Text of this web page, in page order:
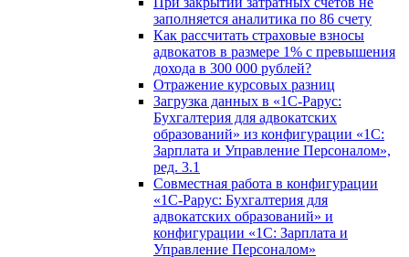
заполняется аналитика по 86 счету
Как рассчитать страховые взносы
адвокатов в размере 1% с превышения
дохода в 300 000 рублей?
Отражение курсовых разниц
Загрузка данных в «1С-Рарус:
Бухгалтерия для адвокатских
образований» из конфигурации «1С:
Зарплата и Управление Персоналом»,
ред. 3.1
Совместная работа в конфигурации
«1С-Рарус: Бухгалтерия для
адвокатских образований» и
конфигурации «1С: Зарплата и
Управление Персоналом»